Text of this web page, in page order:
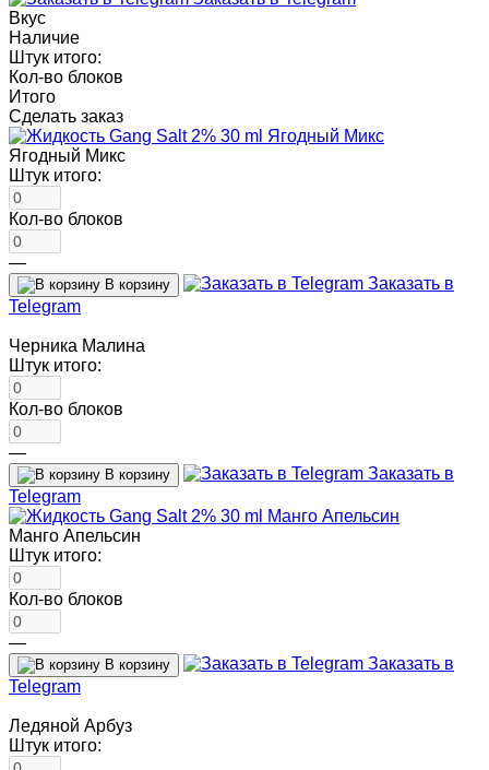
Вкус
Наличие
Штук итого:
Кол-во блоков
Итого
Сделать заказ
Ягодный Микс
Штук итого:
Кол-во блоков
—
В корзину
Заказать в
Telegram
Черника Малина
Штук итого:
Кол-во блоков
—
В корзину
Заказать в
Telegram
Манго Апельсин
Штук итого:
Кол-во блоков
—
В корзину
Заказать в
Telegram
Ледяной Арбуз
Штук итого: